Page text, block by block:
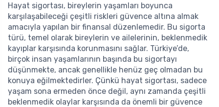
Hayat sigortası, bireylerin yaşamları boyunca
karşılaşabileceği çeşitli riskleri güvence altına almak
amacıyla yapılan bir finansal düzenlemedir. Bu sigorta
türü, temel olarak bireylerin ve ailelerinin, beklenmedik
kayıplar karşısında korunmasını sağlar. Türkiye’de,
birçok insan yaşamlarının başında bu sigortayı
düşünmekte, ancak genellikle henüz geç olmadan bu
konuya eğilmektedirler. Çünkü hayat sigortası, sadece
yaşam sona ermeden önce değil, aynı zamanda çeşitli
beklenmedik olaylar karşısında da önemli bir güvence